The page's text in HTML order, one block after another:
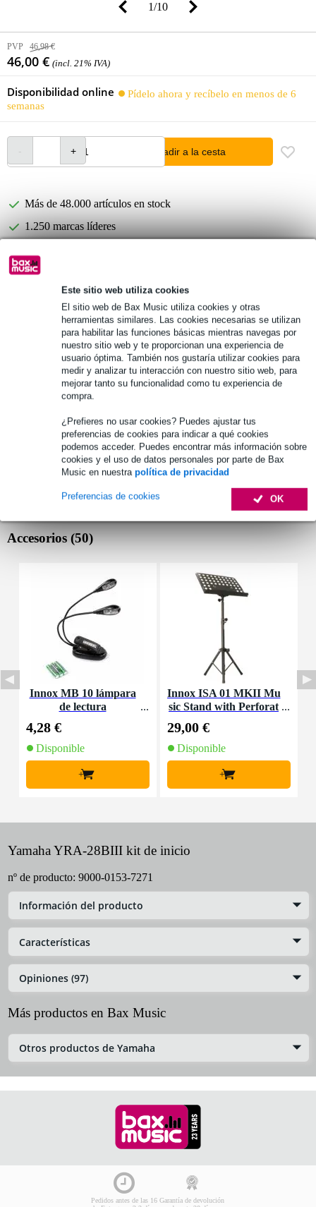
Este sitio web utiliza cookies
El sitio web de Bax Music utiliza cookies y otras
herramientas similares. Las cookies necesarias se utilizan
para habilitar las funciones básicas mientras navegas por
nuestro sitio web y te proporcionan una experiencia de
usuario óptima. También nos gustaría utilizar cookies para
medir y analizar tu interacción con nuestro sitio web, para
mejorar tanto su funcionalidad como tu experiencia de
compra.
¿Prefieres no usar cookies? Puedes ajustar tus
preferencias de cookies para indicar a qué cookies
podemos acceder. Puedes encontrar más información sobre
cookies y el uso de datos personales por parte de Bax
Music en nuestra política de privacidad
OK
Preferencias de cookies
1/10
PVP 46,98 €
46,00 € (incl. 21% IVA)
Disponibilidad online
Pídelo ahora y recíbelo en menos de 6
semanas
añadir a la cesta
Más de 48.000 artículos en stock
1.250 marcas líderes
Información del producto
Especificaciones completas
Véase también (1)
Accesorios (50)
Innox MB 10 lámpara
de lectura
4,28 €
Disponible
+
Innox ISA 01 MKII Mu
sic Stand with Perforat
29,00 €
Disponible
+
Yamaha YRA-28BIII kit de inicio
nº de producto: 9000-0153-7271
Información del producto
Características
Opiniones (97)
Más productos en Bax Music
Otros productos de Yamaha
Pedidos antes de las 16 Garantía de devolución